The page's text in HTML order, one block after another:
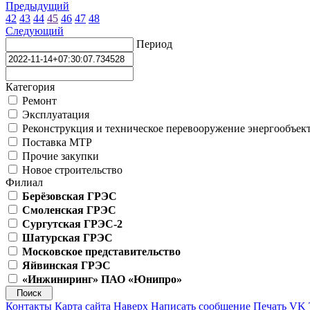
Предыдущий
42 43 44 45 46 47 48
Следующий
Период
Категория
Ремонт
Эксплуатация
Реконструкция и техническое перевооружение
Поставка МТР
Прочие закупки
Новое строительство
Филиал
Берёзовская ГРЭС
Смоленская ГРЭС
Сургутская ГРЭС-2
Шатурская ГРЭС
Московское представительство
Яйвинская ГРЭС
«Инжиниринг» ПАО «Юнипро»
Контакты Карта сайта Наверх Написать сообщение Печать VK